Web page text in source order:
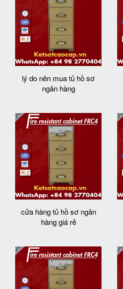
lý do nên mua tủ hồ sơ
ngân hàng
cửa hàng tủ hồ sơ ngân
hàng giá rẻ